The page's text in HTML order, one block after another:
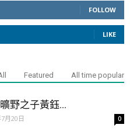
FOLLOW
LIKE
Featured All time popular
野之子黃鈺...
月20日 0